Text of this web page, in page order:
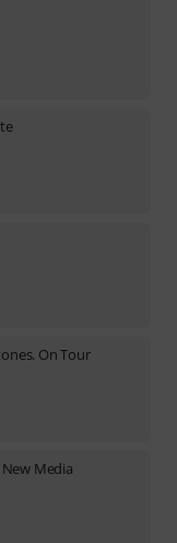
On Tour
Media